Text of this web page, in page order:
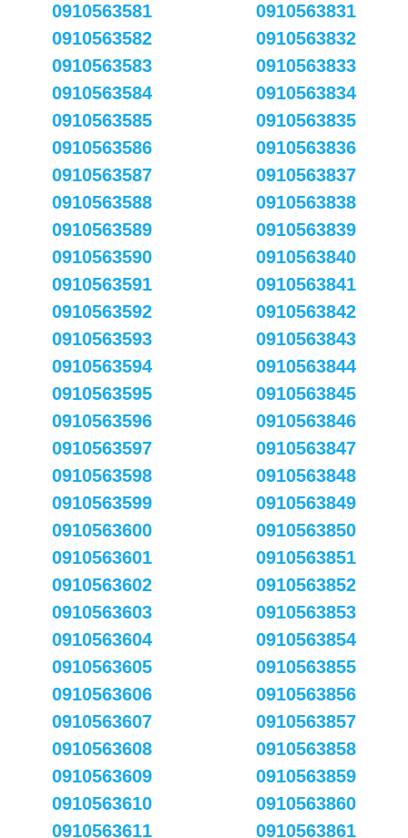
0910563581
0910563582
0910563583
0910563584
0910563585
0910563586
0910563587
0910563588
0910563589
0910563590
0910563591
0910563592
0910563593
0910563594
0910563595
0910563596
0910563597
0910563598
0910563599
0910563600
0910563601
0910563602
0910563603
0910563604
0910563605
0910563606
0910563607
0910563608
0910563609
0910563610
0910563611
0910563831
0910563832
0910563833
0910563834
0910563835
0910563836
0910563837
0910563838
0910563839
0910563840
0910563841
0910563842
0910563843
0910563844
0910563845
0910563846
0910563847
0910563848
0910563849
0910563850
0910563851
0910563852
0910563853
0910563854
0910563855
0910563856
0910563857
0910563858
0910563859
0910563860
0910563861